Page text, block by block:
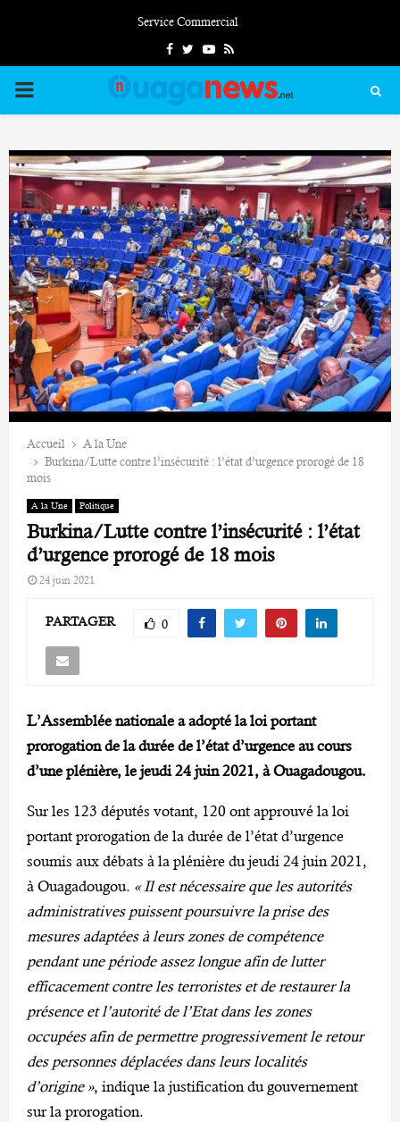
Service Commercial
FacebookTwitterYoutube
Rss
PRIMARY
Accueil
A la Une
Burkina/Lutte contre l’insécurité : l’état d’urgence prorogé de 18
mois
A la Une Politique
Burkina/Lutte contre l’insécurité : l’état
d’urgence prorogé de 18 mois
24 juin 2021
PARTAGER 0
L’Assemblée nationale a adopté la loi portant
prorogation de la durée de l’état d’urgence au cours
d’une plénière, le jeudi 24 juin 2021, à Ouagadougou.
Sur les 123 députés votant, 120 ont approuvé la loi
portant prorogation de la durée de l’état d’urgence
soumis aux débats à la plénière du jeudi 24 juin 2021,
à Ouagadougou. « Il est nécessaire que les autorités
administratives puissent poursuivre la prise des
mesures adaptées à leurs zones de compétence
pendant une période assez longue afin de lutter
efficacement contre les terroristes et de restaurer la
présence et l’autorité de l’Etat dans les zones
occupées afin de permettre progressivement le retour
des personnes déplacées dans leurs localités
d’origine », indique la justification du gouvernement
sur la prorogation.